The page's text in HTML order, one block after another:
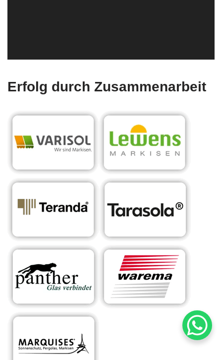
Erfolg durch Zusammenarbeit